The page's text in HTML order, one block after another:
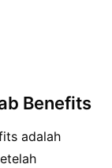
Benefits
adalah